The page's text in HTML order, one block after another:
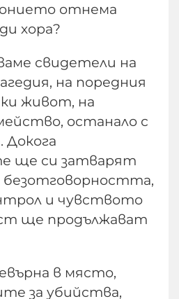
отнема
хора?
свидетели на
на поредния
живот, на
останало с
Докога
ще си затварят
безотговорността,
и чувството
ще продължават
в място,
за убийства,